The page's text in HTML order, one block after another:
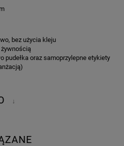
bez użycia kleju
żywnością
pudełka oraz samoprzylepne etykiety
↓